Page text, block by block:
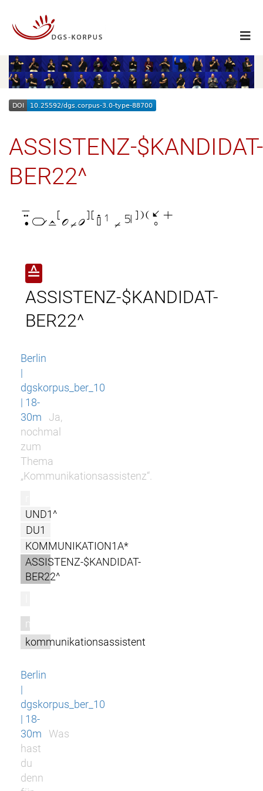
ASSISTENZ-$KANDIDAT-
BER22^

≙
ASSISTENZ-$KANDIDAT-
BER22^
Berlin
|
dgskorpus_ber_10
| 18-
30m
Ja,
nochmal
zum
Thema
„Kommunikationsassistenz“.
UND1^
DU1
KOMMUNIKATION1A*
ASSISTENZ-$KANDIDAT-
BER22^
m
kommunikationsassistent
Berlin
|
dgskorpus_ber_10
| 18-
30m
Was
hast
du
denn